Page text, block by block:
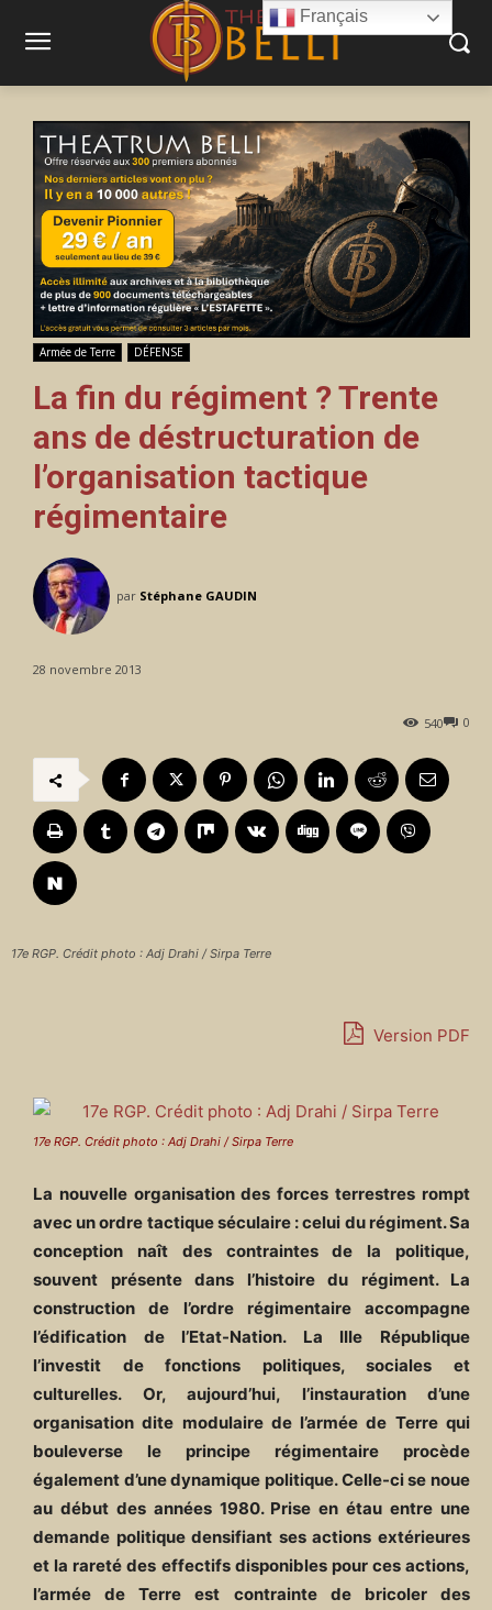
Armée de Terre DÉFENSE
La fin du régiment ? Trente
ans de déstructuration de
l’organisation tactique
régimentaire
par Stéphane GAUDIN
28 novembre 2013
0
540
17e RGP. Crédit photo : Adj Drahi / Sirpa Terre
Version PDF
17e RGP. Crédit photo : Adj Drahi / Sirpa Terre
La nouvelle organisation des forces terrestres rompt
avec un ordre tactique séculaire : celui du régiment. Sa
conception naît des contraintes de la politique,
souvent présente dans l’histoire du régiment. La
construction de l’ordre régimentaire accompagne
l’édification de l’Etat-Nation. La IIIe République
l’investit de fonctions politiques, sociales et
culturelles. Or, aujourd’hui, l’instauration d’une
organisation dite modulaire de l’armée de Terre qui
bouleverse le principe régimentaire procède
également d’une dynamique politique. Celle-ci se noue
au début des années 1980. Prise en étau entre une
demande politique densifiant ses actions extérieures
et la rareté des effectifs disponibles pour ces actions,
l’armée de Terre est contrainte de bricoler des
Français